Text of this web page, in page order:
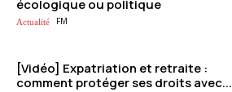
écologique ou politique
Actualité FM
[Vidéo] Expatriation et retraite :
comment protéger ses droits avec...